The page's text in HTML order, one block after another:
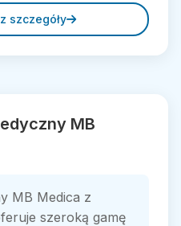
szczegóły
MB
MB Medica z
szeroką gamę